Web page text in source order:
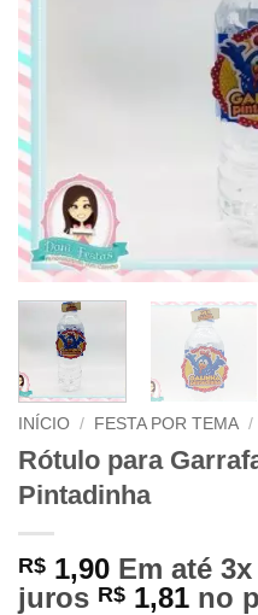
INÍCIO / FESTA POR TEMA /
Rótulo para
Pintadinha
R$ 1,90 Em até
juros R$ 1,81 no